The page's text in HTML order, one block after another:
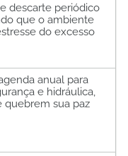
descarte periódico
que o ambiente
do excesso
anual para
e hidráulica,
quebrem sua paz